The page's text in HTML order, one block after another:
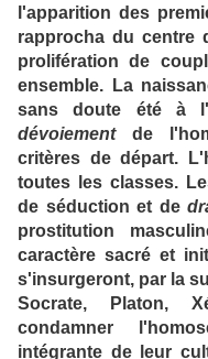
l'apparition des
rapprocha du centre
prolifération de
ensemble. La
sans doute été à
dévoiementde
critères de départ.
toutes les classes.
de séduction et de
prostitution
caractère sacré et
s'insurgeront, par la
Socrate, Platon,
condamner
intégrante de leur